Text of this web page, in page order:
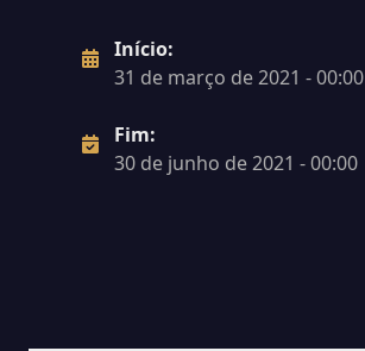
Início:
31 de março de 2021 - 00:00
Fim:
30 de junho de 2021 - 00:00